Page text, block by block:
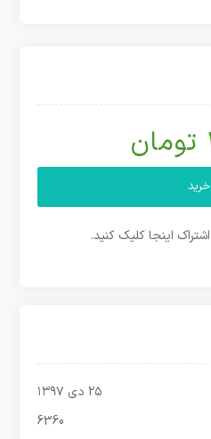
خرید
اینجا کلیک کنید.
۲۵ دی ۱۳۹۷
6360